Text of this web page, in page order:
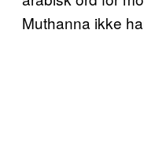
Muthanna ikke